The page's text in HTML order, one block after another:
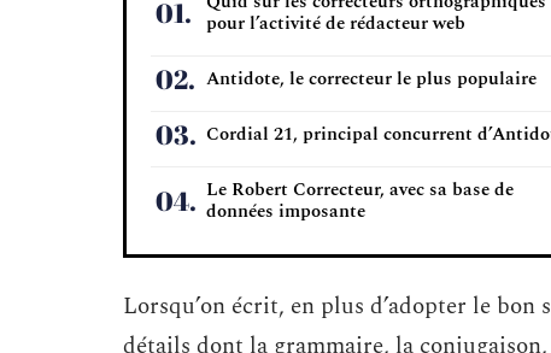
pour l’activité de rédacteur web
Antidote, le correcteur le plus populaire
Cordial 21, principal concurrent
Le Robert Correcteur, avec sa base de
données imposante
Lorsqu’on écrit, en plus d’adopter le